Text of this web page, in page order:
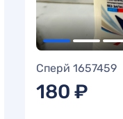
Сперй 1657459
180 ₽